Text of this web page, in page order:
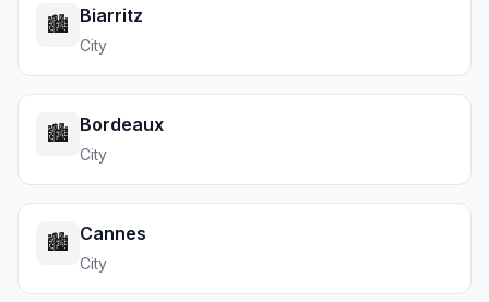
🏙️ Biarritz
City
🏙️ Bordeaux
City
🏙️ Cannes
City